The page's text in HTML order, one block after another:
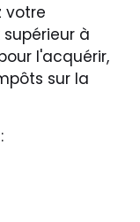
votre
à
l'acquérir,
sur la